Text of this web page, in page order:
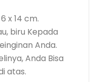
x 14 cm.
biru Kepada
Anda.
Anda Bisa
atas.